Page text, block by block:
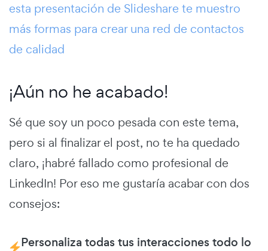
esta presentación de Slideshare te muestro
más formas para crear una red de contactos
de calidad
¡Aún no he acabado!
Sé que soy un poco pesada con este tema,
pero si al finalizar el post, no te ha quedado
claro, ¡habré fallado como profesional de
LinkedIn! Por eso me gustaría acabar con dos
consejos:
Personaliza todas tus interacciones todo lo